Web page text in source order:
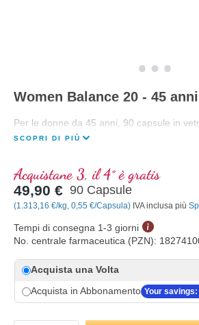
Women Balance 20 - 45 anni
Per le donne da 45 anni, 90 capsule in
SCOPRI DI PIÙ
Acquistane 3, il 4° è gratis
49,90 € 90 Capsule
(1.313,16 €/kg, 0,55 €/Capsula) IVA inclusa più
Tempi di consegna 1-3 giorni
No. centrale farmaceutica (PZN):
Acquista una Volta
Acquista in Abbonamento Your savings: